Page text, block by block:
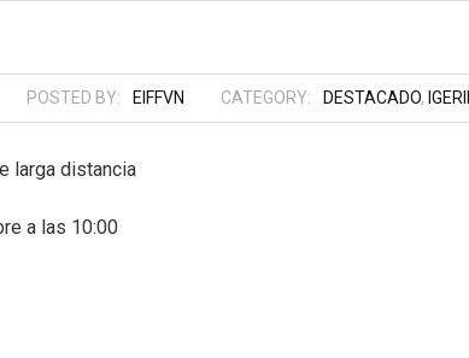
POSTED BY: EIFFVN CATEGORY: DESTACADO,
larga distancia
a las 10:00